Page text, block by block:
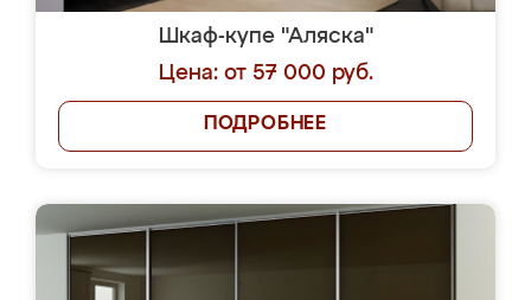
Шкаф-купе "Аляска"
Цена: от 57 000 руб.
ПОДРОБНЕЕ